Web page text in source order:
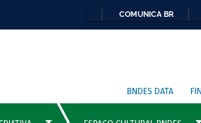
COMUNICA BR
BNDES DATA